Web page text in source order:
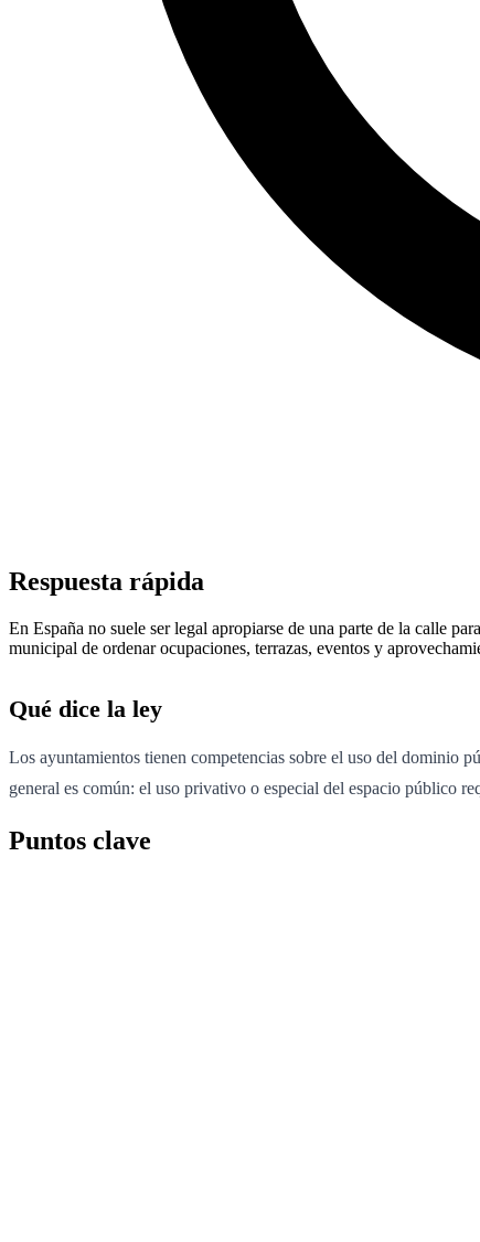
Respuesta rápida
En España no suele ser legal apropiarse de una parte de la calle
municipal de ordenar ocupaciones, terrazas, eventos y
Qué dice la ley
Los ayuntamientos tienen competencias sobre el uso del dominio
general es común: el uso privativo o especial del espacio público
Puntos clave